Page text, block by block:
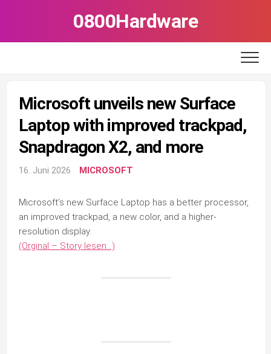
0800Hardware
Microsoft unveils new Surface
Laptop with improved trackpad,
Snapdragon X2, and more
16. Juni 2026 MICROSOFT
Microsoft’s new Surface Laptop has a better processor,
an improved trackpad, a new color, and a higher-
resolution display.
(Orginal – Story lesen…)